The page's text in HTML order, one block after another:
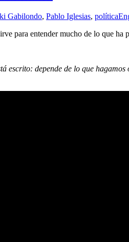
Gabilondo, Pablo Iglesias, política
para entender mucho de lo que ha
escrito: depende de lo que